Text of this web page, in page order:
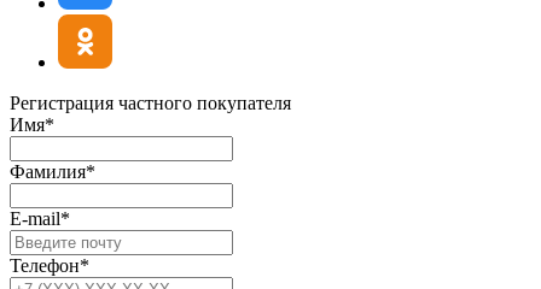
Регистрация частного покупателя
Имя*
Фамилия*
E-mail*
Телефон*